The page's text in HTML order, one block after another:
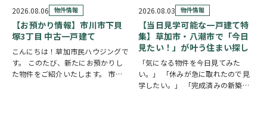
2026.08.06 物件情報
【お預かり情報】市川市下貝
塚3丁目 中古一戸建て
こんにちは！草加市民ハウジングで
す。 このたび、新たにお預かりし
た物件をご紹介いたします。 市川
2026.08.03 物件情報
【当日見学可能な一戸建て特
集】草加市・八潮市で「今日
見たい！」が叶う住まい探し
「気になる物件を今日見てみた
い。」 「休みが急に取れたので見
学したい。」 「完成済みの新築を